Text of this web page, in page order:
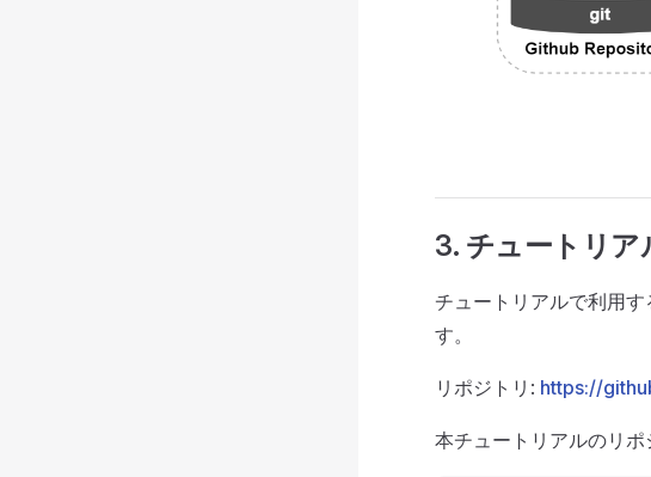
3. チュートリ
チュートリアルで利用
す。
リポジトリ: https://
本チュートリアルのリポ